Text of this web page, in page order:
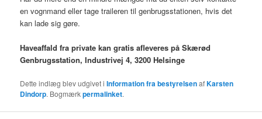
en vognmand eller tage traileren til genbrugsstationen, hvis det
kan lade sig gøre.
Haveaffald fra private kan gratis afleveres på Skærød
Genbrugsstation, Industrivej 4, 3200 Helsinge
Dette indlæg blev udgivet iInformation fra bestyrelsenafKarsten
Dindorp. Bogmærkpermalinket.